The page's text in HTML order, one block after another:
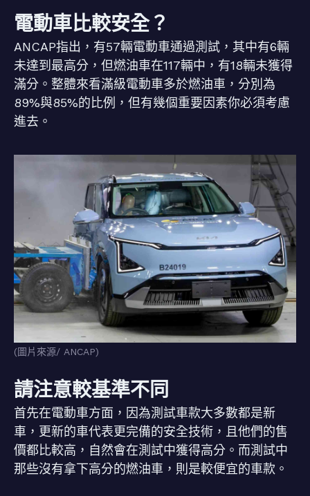
電動車比較安全？
ANCAP指出，有57輛電動車通過測試，其中有6輛
未達到最高分，但燃油車在117輛中，有18輛未獲得
滿分。整體來看滿級電動車多於燃油車，分別為
89%與85%的比例，但有幾個重要因素你必須考慮
進去。
(圖片來源/ ANCAP)
請注意較基準不同
首先在電動車方面，因為測試車款大多數都是新
車，更新的車代表更完備的安全技術，且他們的售
價都比較高，自然會在測試中獲得高分。而測試中
那些沒有拿下高分的燃油車，則是較便宜的車款。